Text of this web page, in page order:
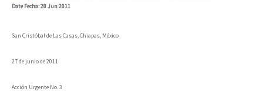
DateFecha: 28 Jun 2011
San Cristóbal de Las Casas, Chiapas, México
27de junio de 2011
Acción Urgente No.3